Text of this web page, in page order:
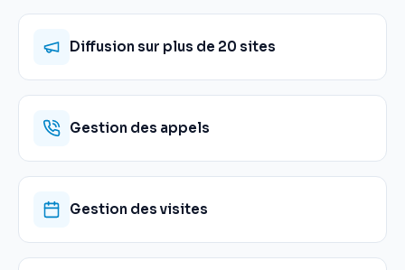
Diffusion sur plus de 20 sites
Gestion des appels
Gestion des visites